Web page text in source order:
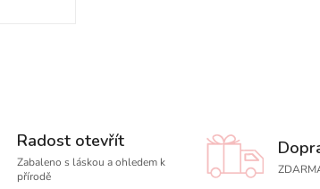
Radost otevřít
Zabaleno s láskou a ohledem k
přírodě